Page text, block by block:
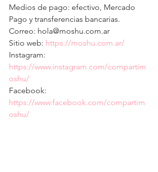
Medios de pago: efectivo, Mercado
Pago y transferencias bancarias.
Correo: hola@moshu.com.ar
Sitio web: https://moshu.com.ar/
Instagram:
https://www.instagram.com/compartim
oshu/
Facebook:
https://www.facebook.com/compartim
oshu/